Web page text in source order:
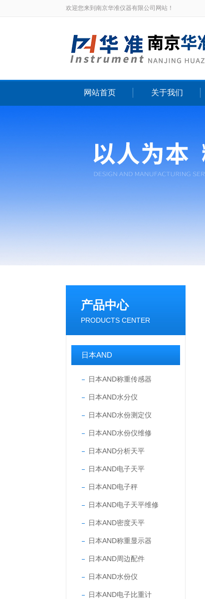
欢迎您来到南京华准仪器有限公司网站！
网站首页 关于我们
产品中心
PRODUCTS CENTER
日本AND
日本AND称重传感器
日本AND水分仪
日本AND水份测定仪
日本AND水份仪维修
日本AND分析天平
日本AND电子天平
日本AND电子秤
日本AND电子天平维修
日本AND密度天平
日本AND称重显示器
日本AND周边配件
日本AND水份仪
日本AND电子比重计